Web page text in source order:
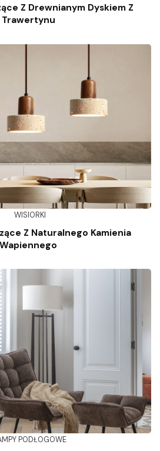
Z Drewnianym Dyskiem Z
Trawertynu
WISIORKI
Z Naturalnego Kamienia
Wapiennego
PODŁOGOWE